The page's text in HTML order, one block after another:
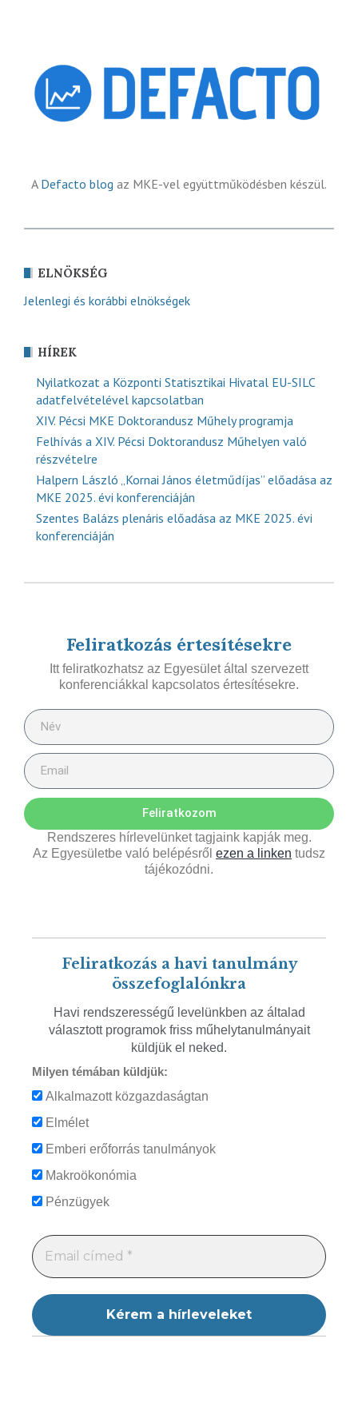
A Defacto blog az MKE-vel együttműködésben készül.
ELNÖKSÉG
Jelenlegi és korábbi elnökségek
HÍREK
Nyilatkozat a Központi Statisztikai Hivatal EU-SILC
adatfelvételével kapcsolatban
XIV. Pécsi MKE Doktorandusz Műhely programja
Felhívás a XIV. Pécsi Doktorandusz Műhelyen való
részvételre
Halpern László „Kornai János életműdíjas” előadása az
MKE 2025. évi konferenciáján
Szentes Balázs plenáris előadása az MKE 2025. évi
konferenciáján
Feliratkozás értesítésekre
Itt feliratkozhatsz az Egyesület által szervezett
konferenciákkal kapcsolatos értesítésekre.
Feliratkozom
Rendszeres hírlevelünket tagjaink kapják meg.
Az Egyesületbe való belépésről ezen a linken tudsz
tájékozódni.
Feliratkozás a havi tanulmány
összefoglalónkra
Havi rendszerességű levelünkben az általad
választott programok friss műhelytanulmányait
küldjük el neked.
Milyen témában küldjük:
Alkalmazott közgazdaságtan
Elmélet
Emberi erőforrás tanulmányok
Makroökonómia
Pénzügyek